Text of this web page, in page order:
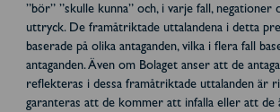
”bör” ”skulle kunna” och, i varje fall, negationer
uttryck. De framåtriktade uttalandena i detta
baserade på olika antaganden, vilka i flera fall
antaganden. Även om Bolaget anser att de
reflekteras i dessa framåtriktade uttalanden är
garanteras att de kommer att infalla eller att